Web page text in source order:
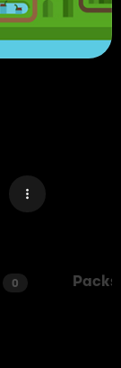
0 Packs